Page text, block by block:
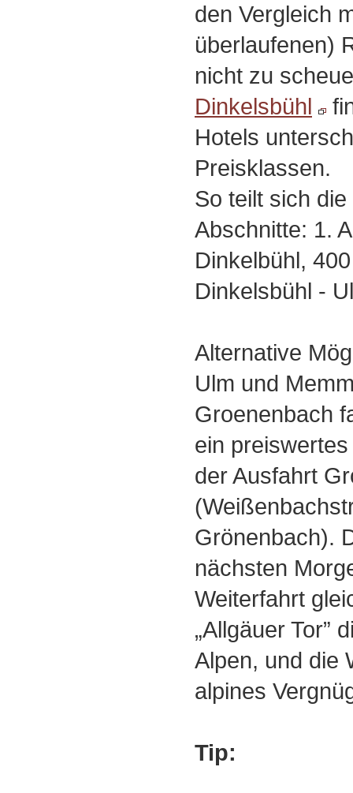
den Vergleich
überlaufenen)
nicht zu
Dinkelsbühl
Hotels
Preisklassen.
So teilt sich
Abschnitte: 1.
Dinkelbühl,
Dinkelsbühl -
Alternative
Ulm und
Groenenbach
ein
der Ausfahrt
Grönenbach).
nächsten
Weiterfahrt
„Allgäuer Tor”
Alpen, und die
alpines
Tip: